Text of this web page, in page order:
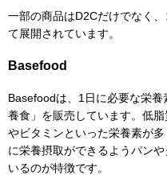
一部の商品はD2Cだけでなく
て展開されています。
Basefood
Basefoodは、1日に必要な栄
養食」を販売しています。低
やビタミンといった栄養素が
に栄養摂取ができるようパン
いるのが特徴です。